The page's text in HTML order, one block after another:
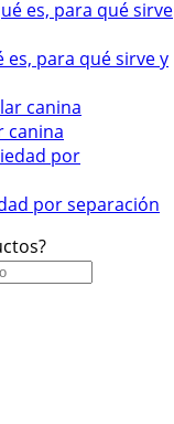
para qué sirve y
canina
por separación